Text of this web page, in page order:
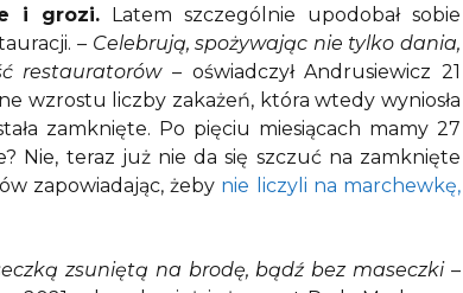
i grozi. Latem szczególnie upodobał sobie
– Celebrują, spożywając nie tylko dania,
restauratorów– oświadczył Andrusiewicz 21
wzrostu liczby zakażeń, która wtedy wyniosła
zamknięte. Po pięciu miesiącach mamy 27
Nie, teraz już nie da się szczuć na zamknięte
zapowiadając, żeby nie liczyli na marchewkę,
zsuniętą na brodę, bądź bez maseczki–